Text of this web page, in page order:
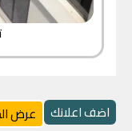
اضف اعلانك عرض